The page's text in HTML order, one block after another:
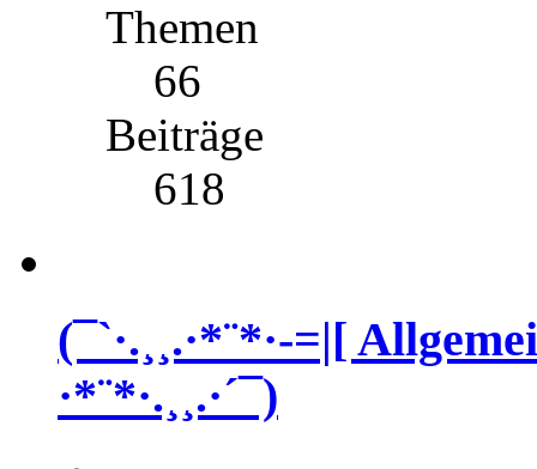
Themen
66
Beiträge
618
(¯`·.¸¸.·*¨*·-=|[
·*¨*·.¸¸.·´¯)